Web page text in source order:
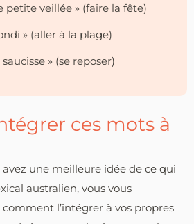
petite veillée » (faire la fête)
» (aller à la plage)
saucisse » (se reposer)
ces mots à
une meilleure idée de ce qui
australien, vous vous
l’intégrer à vos propres